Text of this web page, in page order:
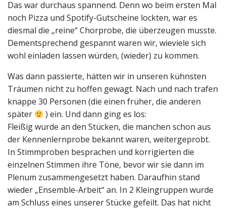
Das war durchaus spannend. Denn wo beim ersten Mal
noch Pizza und Spotify-Gutscheine lockten, war es
diesmal die „reine“ Chorprobe, die überzeugen musste.
Dementsprechend gespannt waren wir, wieviele sich
wohl einladen lassen würden, (wieder) zu kommen.
Was dann passierte, hätten wir in unseren kühnsten
Träumen nicht zu hoffen gewagt. Nach und nach trafen
knappe 30 Personen (die einen früher, die anderen
später
) ein. Und dann ging es los:
Fleißig wurde an den Stücken, die manchen schon aus
der Kennenlernprobe bekannt waren, weitergeprobt.
In Stimmproben besprachen und korrigierten die
einzelnen Stimmen ihre Töne, bevor wir sie dann im
Plenum zusammengesetzt haben. Daraufhin stand
wieder „Ensemble-Arbeit“ an. In 2 Kleingruppen wurde
am Schluss eines unserer Stücke gefeilt. Das hat nicht